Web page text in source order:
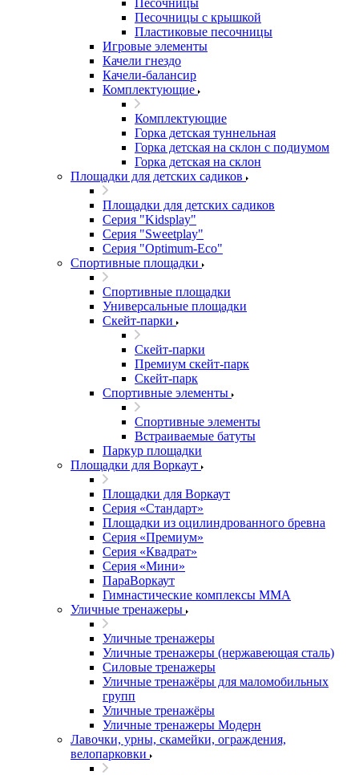
Песочницы
Песочницы с крышкой
Пластиковые песочницы
Игровые элементы
Качели гнездо
Качели-балансир
Комплектующие
Комплектующие
Горка детская туннельная
Горка детская на склон с подиумом
Горка детская на склон
Площадки для детских садиков
Площадки для детских садиков
Серия "Kidsplay"
Серия "Sweetplay"
Серия "Оptimum-Еco"
Спортивные площадки
Спортивные площадки
Универсальные площадки
Скейт-парки
Скейт-парки
Премиум скейт-парк
Скейт-парк
Спортивные элементы
Спортивные элементы
Встраиваемые батуты
Паркур площадки
Площадки для Воркаут
Площадки для Воркаут
Серия «Стандарт»
Площадки из оцилиндрованного бревна
Серия «Премиум»
Серия «Квадрат»
Серия «Мини»
ПараВоркаут
Гимнастические комплексы ММА
Уличные тренажеры
Уличные тренажеры
Уличные тренажеры (нержавеющая сталь)
Силовые тренажеры
Уличные тренажёры для маломобильных
групп
Уличные тренажёры
Уличные тренажеры Модерн
Лавочки, урны, скамейки, ограждения,
велопарковки